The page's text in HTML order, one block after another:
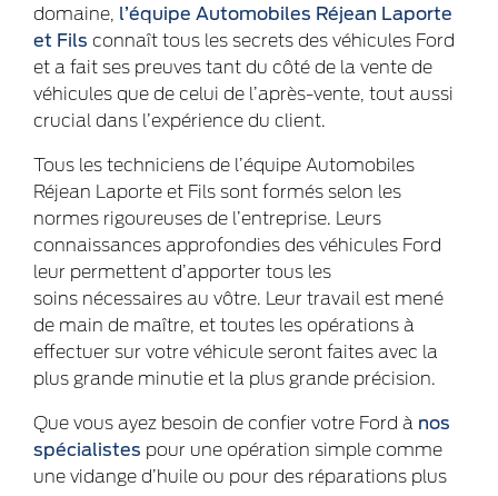
domaine, l’équipe Automobiles Réjean Laporte
et Fils connaît tous les secrets des véhicules Ford
et a fait ses preuves tant du côté de la vente de
véhicules que de celui de l’après-vente, tout aussi
crucial dans l’expérience du client.
Tous les techniciens de l’équipe Automobiles
Réjean Laporte et Fils sont formés selon les
normes rigoureuses de l’entreprise. Leurs
connaissances approfondies des véhicules Ford
leur permettent d’apporter tous les
soins nécessaires au vôtre. Leur travail est mené
de main de maître, et toutes les opérations à
effectuer sur votre véhicule seront faites avec la
plus grande minutie et la plus grande précision.
Que vous ayez besoin de confier votre Ford à nos
spécialistes pour une opération simple comme
une vidange d’huile ou pour des réparations plus